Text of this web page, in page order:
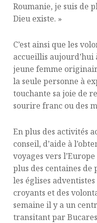
Roumanie, je suis de
Dieu existe. »
C’est ainsi que les
accueillis
jeune femme
la seule personne à
touchante sa joie de
sourire franc ou des
En plus des activités
conseil, d’aide à
voyages vers
plus des centaines de
les églises
croyants et des
semaine il y a un
transitant par